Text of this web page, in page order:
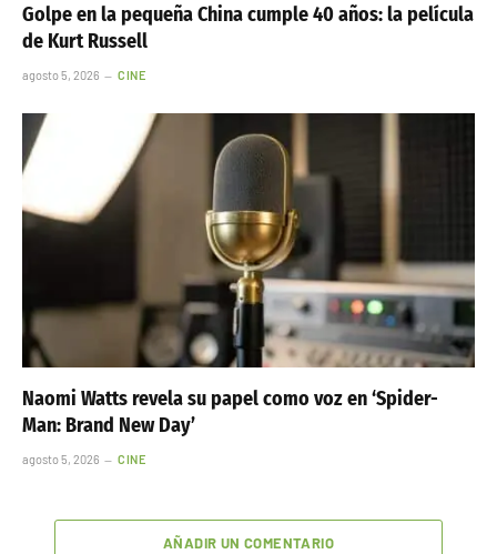
Golpe en la pequeña China cumple 40 años: la película
de Kurt Russell
agosto 5, 2026 CINE
Naomi Watts revela su papel como voz en ‘Spider-
Man: Brand New Day’
agosto 5, 2026 CINE
AÑADIR UN COMENTARIO